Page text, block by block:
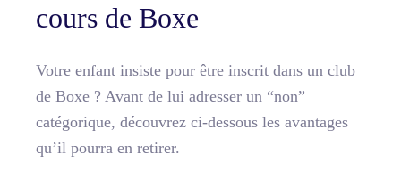
cours de Boxe
Votre enfant insiste pour être inscrit dans un club
de Boxe ? Avant de lui adresser un “non”
catégorique, découvrez ci-dessous les avantages
qu’il pourra en retirer.